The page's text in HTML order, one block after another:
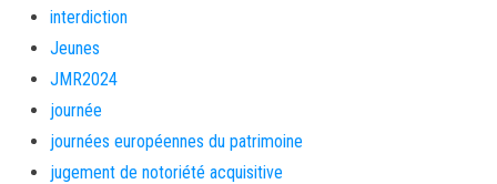
interdiction
Jeunes
JMR2024
journée
journées européennes du patrimoine
jugement de notoriété acquisitive